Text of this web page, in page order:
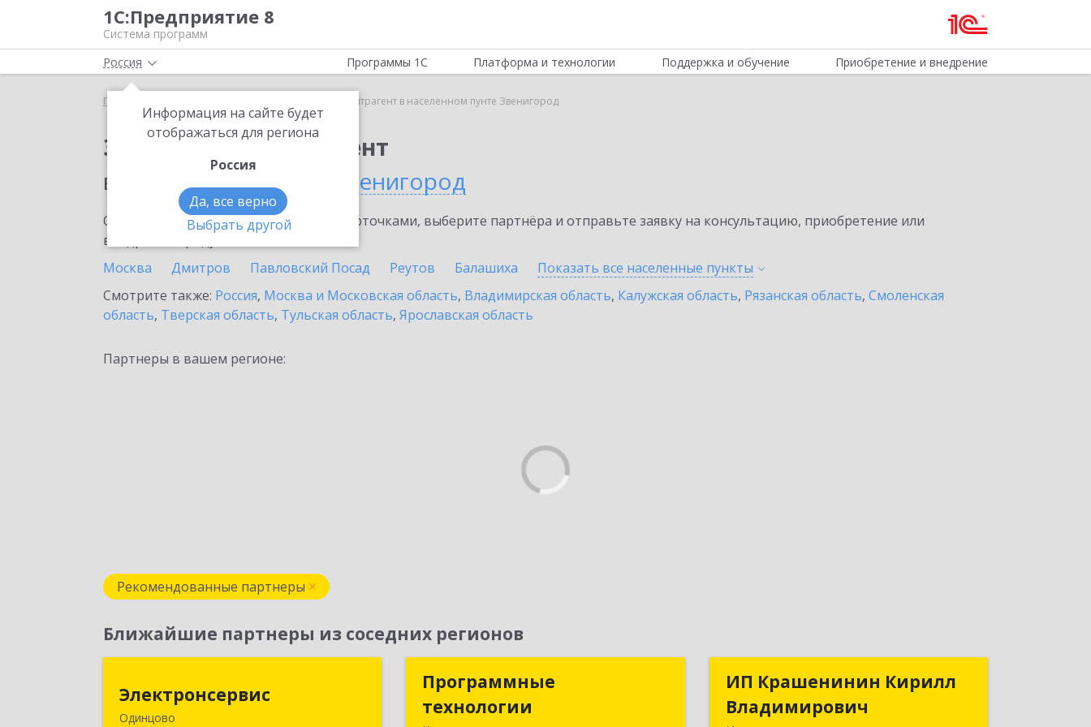
1С:Предприятие 8
Система программ
Россия
Информация на сайте будет
отображаться для региона
Россия
Да, все верно
Выбрать другой
Программы 1С Платформа и технологии Поддержка и обучение Приобретение и внедрение
Главная 1С:Контрагент в населенном пунте Звенигород
Заказать 1С:Контрагент
в населенном пунте
Звенигород
Ознакомьтесь с информационными карточками, выберите партнёра и отправьте заявку на консультацию, приобретение или
внедрение продукта.
Москва
Дмитров Павловский Посад Реутов Балашиха Показать все населенные пункты
Смотрите также: Россия, Москва и Московская область, Владимирская область, Калужская область, Рязанская область, Смоленская
область, Тверская область, Тульская область, Ярославская область
Партнеры в вашем регионе:
Рекомендованные партнеры
Ближайшие партнеры из соседних регионов
Электронсервис
Одинцово
Программные
технологии
Программные
ИП Крашенинин Кирилл
Владимирович
ИП Крашенинин Кирилл
Владимирович